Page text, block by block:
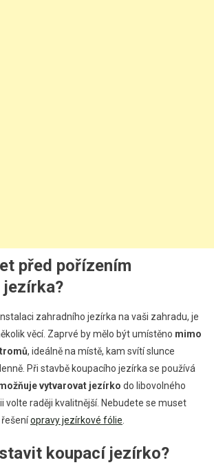
před pořízením
jezírka?
zahradního jezírka na vaši zahradu, je
věcí. Zaprvé by mělo být umístěno mimo
, ideálně na místě, kam svítí slunce
Při stavbě koupacího jezírka se používá
vytvarovat jezírko do libovolného
volte raději kvalitnější. Nebudete se muset
opravy jezírkové fólie
koupací jezírko?